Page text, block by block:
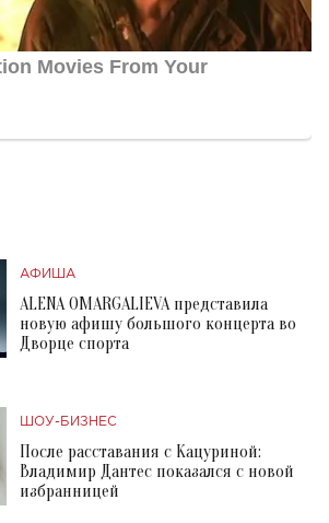
АФИША
ALENA OMARGALIEVA представила
новую афишу большого концерта во
Дворце спорта
ШОУ-БИЗНЕС
После расставания с Кацуриной:
Владимир Дантес показался с новой
избранницей